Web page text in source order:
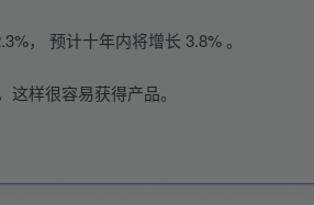
， 预计十年内将增长 3.8% 。
样很容易获得产品。